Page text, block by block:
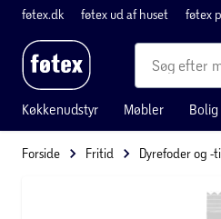
føtex.dk føtex ud af huset føtex
Køkkenudstyr Møbler Bolig
Forside Fritid Dyrefoder og -